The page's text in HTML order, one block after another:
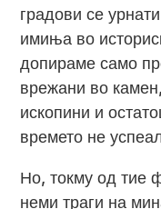
градови се
имиња во
допираме само
врежани во
ископини и
времето не
Но, токму од тие
неми траги на